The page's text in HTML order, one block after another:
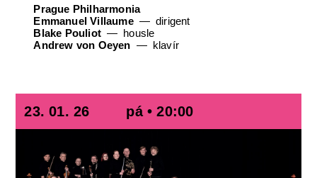
Prague Philharmonia
Emmanuel Villaume
dirigent
Blake Pouliot
housle
Andrew von Oeyen
klavír
23. 01. 26 pá • 20:00